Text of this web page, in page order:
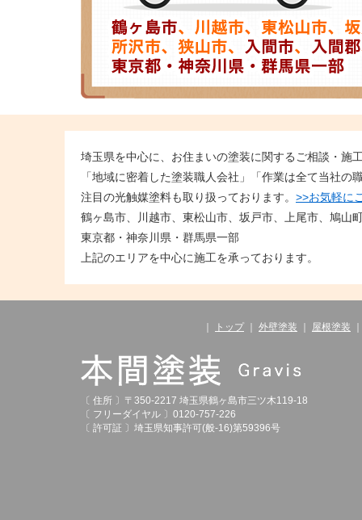
埼玉県を中心に、お住まいの塗装に関するご相談・施
「地域に密着した塗装職人会社」「作業は全て当社
注目の光触媒塗料も取り扱っております。 >>お気軽に
鶴ヶ島市、川越市、東松山市、坂戸市、上尾市、鳩山
東京都・神奈川県・群馬県一部
上記のエリアを中心に施工を承っております。
トップ 外壁塗装 屋根塗装
〔 住所 〕〒350-2217 埼玉県鶴ヶ島市三ツ木119-18
〔 フリーダイヤル 〕0120-757-226
〔 許可証 〕埼玉県知事許可(般-16)第59396号